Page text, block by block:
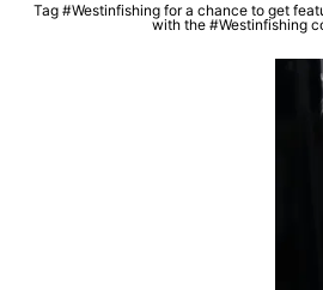
Tag #Westinfishing for a chance to get
with the #Westinfishing